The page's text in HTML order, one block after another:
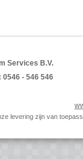
Services B.V.
0546 - 546 546
levering zijn van